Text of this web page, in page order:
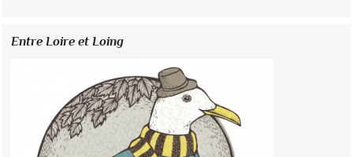
Entre Loire et Loing